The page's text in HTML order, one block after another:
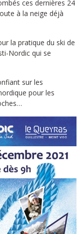
ces dernières 24
à la neige déjà
la pratique du ski de
Nordic qui se
sur les
pour les